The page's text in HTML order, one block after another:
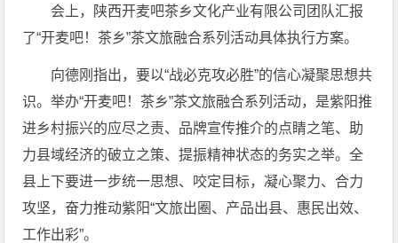
会上，陕西开麦吧茶乡文化产业有限公司团队汇报
了“开麦吧！茶乡”茶文旅融合系列活动具体执行方案。
向德刚指出，要以“战必克攻必胜”的信心凝聚思想共
识。举办“开麦吧！茶乡”茶文旅融合系列活动，是紫阳推
进乡村振兴的应尽之责、品牌宣传推介的点睛之笔、助
力县域经济的破立之策、提振精神状态的务实之举。全
县上下要进一步统一思想、咬定目标，凝心聚力、合力
攻坚，奋力推动紫阳“文旅出圈、产品出县、惠民出效、
工作出彩”。